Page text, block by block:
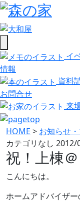
イ
情報
資料
お問合せ
来
HOME > お知らせ
カテゴリなし 2012/
祝！上棟＠
こんにちは。
ホームアドバイザー